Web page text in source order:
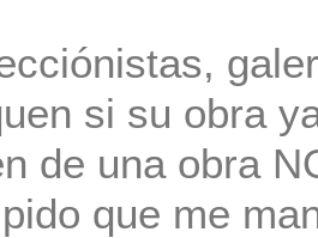
si su obra
de una obra
que me